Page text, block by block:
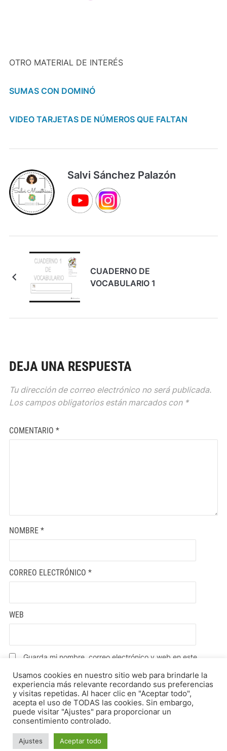
OTRO MATERIAL DE INTERÉS
SUMAS CON DOMINÓ
VIDEO TARJETAS DE NÚMEROS QUE FALTAN
Salvi Sánchez Palazón
CUADERNO DE
VOCABULARIO 1
DEJA UNA RESPUESTA
Tu dirección de correo electrónico no será publicada.
Los campos obligatorios están marcados con *
COMENTARIO *
NOMBRE *
CORREO ELECTRÓNICO *
WEB
Guarda mi nombre, correo electrónico y web en este
Usamos cookies en nuestro sitio web para brindarle la
experiencia más relevante recordando sus preferencias
y visitas repetidas. Al hacer clic en "Aceptar todo",
acepta el uso de TODAS las cookies. Sin embargo,
puede visitar "Ajustes" para proporcionar un
consentimiento controlado.
Ajustes Aceptar todo